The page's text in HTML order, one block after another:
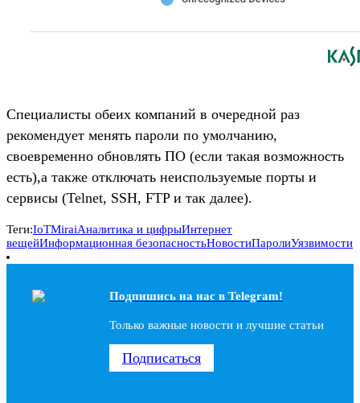
Специалисты обеих компаний в очередной раз
рекомендует менять пароли по умолчанию,
своевременно обновлять ПО (если такая возможность
есть),а также отключать неиспользуемые порты и
сервисы (Telnet, SSH, FTP и так далее).
Теги:IoTMiraiАналитика и цифрыИнтернет
вещейИнформационная безопасностьНовостиПаролиУязвимости
Подпишись на наc в Telegram!
Только важные новости и лучшие статьи
Подписаться